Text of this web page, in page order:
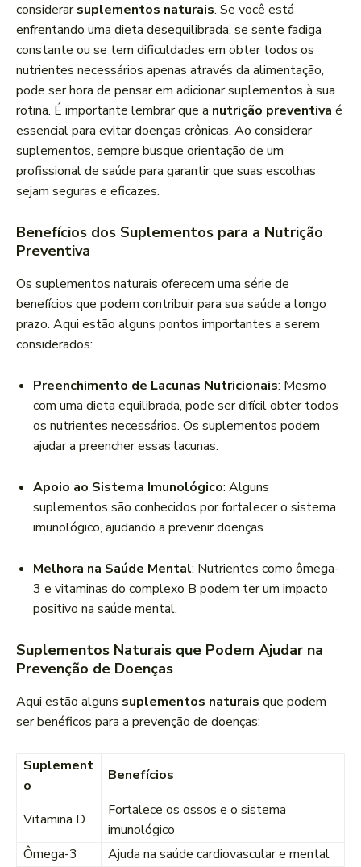
considerarsuplementos naturais. Se você está
enfrentando uma dieta desequilibrada, se sente fadiga
constante ou se tem dificuldades em obter todos os
nutrientes necessários apenas através da alimentação,
pode ser hora de pensar em adicionar suplementos à sua
rotina. É importante lembrar que a nutrição preventiva é
essencial para evitar doenças crônicas. Ao considerar
suplementos, sempre busque orientação de um
profissional de saúde para garantir que suas escolhas
sejam seguras e eficazes.
Benefícios dos Suplementos para a Nutrição
Preventiva
Os suplementos naturais oferecem uma série de
benefícios que podem contribuir para sua saúde a longo
prazo. Aqui estão alguns pontos importantes a serem
considerados:
Preenchimento de Lacunas Nutricionais: Mesmo
com uma dieta equilibrada, pode ser difícil obter todos
os nutrientes necessários. Os suplementos podem
ajudar a preencher essas lacunas.
Apoio ao Sistema Imunológico: Alguns
suplementos são conhecidos por fortalecer o sistema
imunológico, ajudando a prevenir doenças.
Melhora na Saúde Mental: Nutrientes como ômega-
3 e vitaminas do complexo B podem ter um impacto
positivo na saúde mental.
Suplementos Naturais que Podem Ajudar na
Prevenção de Doenças
Aqui estão alguns suplementos naturais que podem
ser benéficos para a prevenção de doenças:
Suplement
o
Benefícios
Vitamina D
Fortalece os ossos e o sistema
imunológico
Ômega-3
Ajuda na saúde cardiovascular e mental